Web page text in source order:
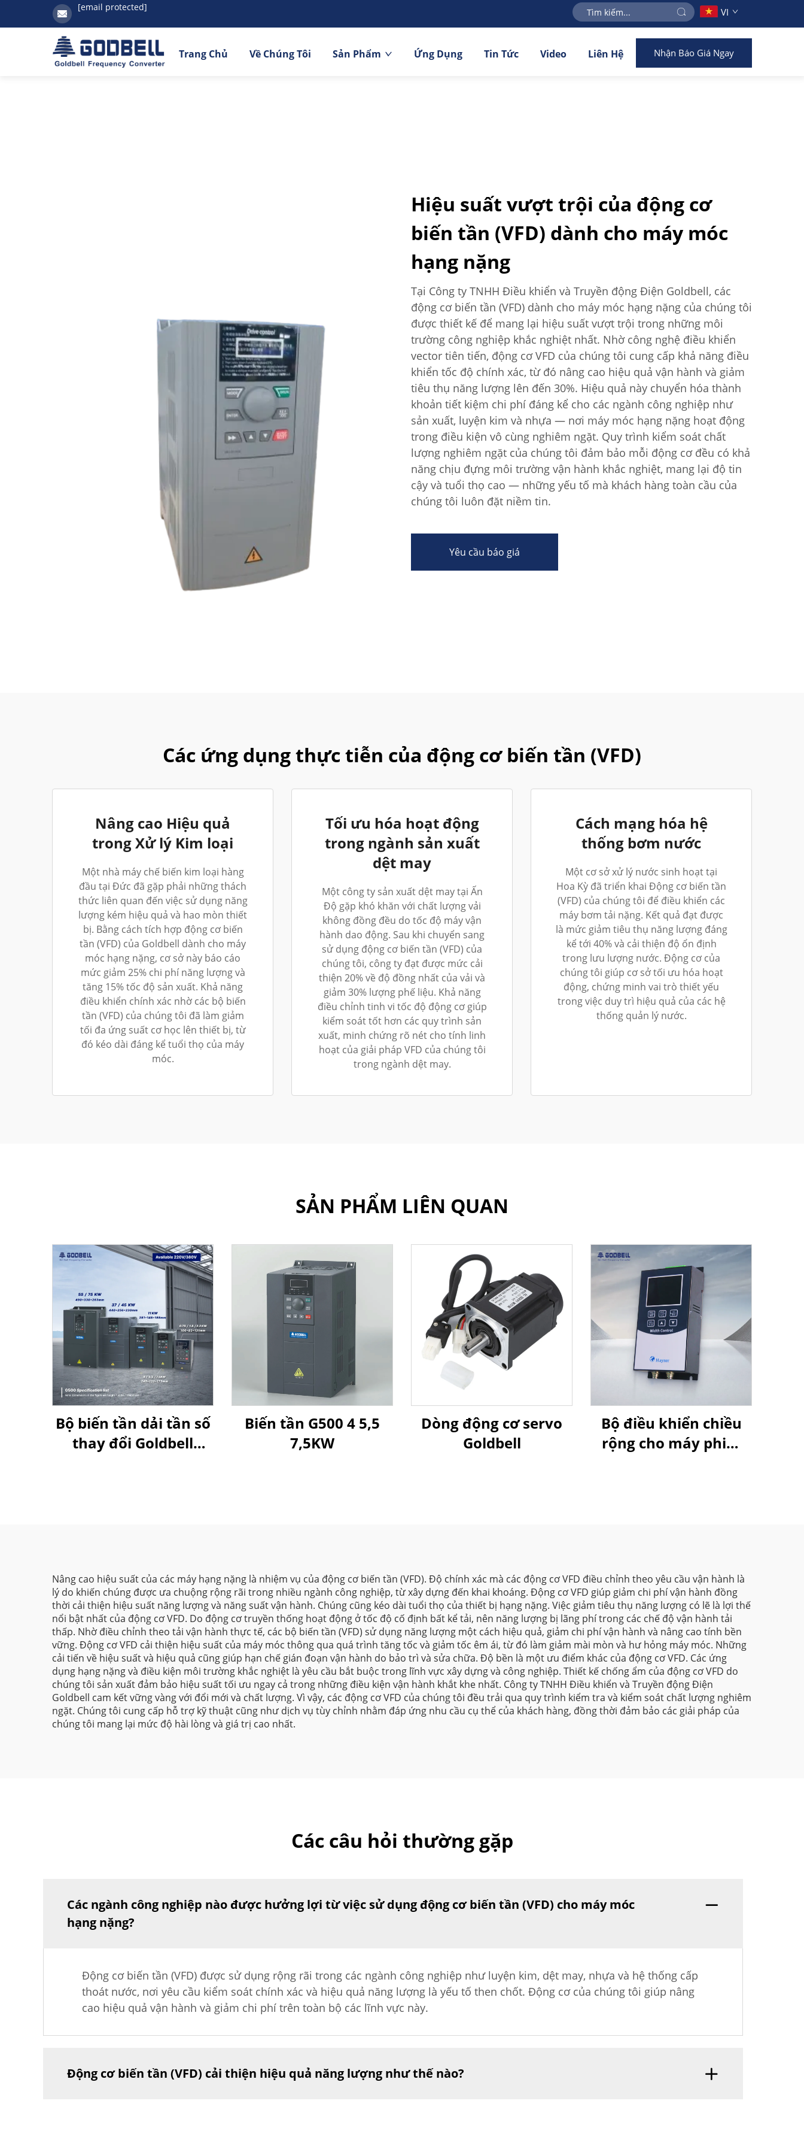
[email protected] VI
Trang Chủ Về Chúng Tôi Sản Phẩm Ứng Dụng Tin Tức Video Liên Hệ Nhận Báo Giá Ngay
Hiệu suất vượt trội của động cơ
biến tần (VFD) dành cho máy móc
hạng nặng
Tại Công ty TNHH Điều khiển và Truyền động Điện Goldbell, các
động cơ biến tần (VFD) dành cho máy móc hạng nặng của chúng tôi
được thiết kế để mang lại hiệu suất vượt trội trong những môi
trường công nghiệp khắc nghiệt nhất. Nhờ công nghệ điều khiển
vector tiên tiến, động cơ VFD của chúng tôi cung cấp khả năng điều
khiển tốc độ chính xác, từ đó nâng cao hiệu quả vận hành và giảm
tiêu thụ năng lượng lên đến 30%. Hiệu quả này chuyển hóa thành
khoản tiết kiệm chi phí đáng kể cho các ngành công nghiệp như
sản xuất, luyện kim và nhựa — nơi máy móc hạng nặng hoạt động
trong điều kiện vô cùng nghiêm ngặt. Quy trình kiểm soát chất
lượng nghiêm ngặt của chúng tôi đảm bảo mỗi động cơ đều có khả
năng chịu đựng môi trường vận hành khắc nghiệt, mang lại độ tin
cậy và tuổi thọ cao — những yếu tố mà khách hàng toàn cầu của
chúng tôi luôn đặt niềm tin.
Yêu cầu báo giá
Các ứng dụng thực tiễn của động cơ biến tần (VFD)
Nâng cao Hiệu quả
trong Xử lý Kim loại
Một nhà máy chế biến kim loại hàng
đầu tại Đức đã gặp phải những thách
thức liên quan đến việc sử dụng năng
lượng kém hiệu quả và hao mòn thiết
bị. Bằng cách tích hợp động cơ biến
tần (VFD) của Goldbell dành cho máy
móc hạng nặng, cơ sở này báo cáo
mức giảm 25% chi phí năng lượng và
tăng 15% tốc độ sản xuất. Khả năng
điều khiển chính xác nhờ các bộ biến
tần (VFD) của chúng tôi đã làm giảm
tối đa ứng suất cơ học lên thiết bị, từ
đó kéo dài đáng kể tuổi thọ của máy
móc.
Tối ưu hóa hoạt động
trong ngành sản xuất
dệt may
Một công ty sản xuất dệt may tại Ấn
Độ gặp khó khăn với chất lượng vải
không đồng đều do tốc độ máy vận
hành dao động. Sau khi chuyển sang
sử dụng động cơ biến tần (VFD) của
chúng tôi, công ty đạt được mức cải
thiện 20% về độ đồng nhất của vải và
giảm 30% lượng phế liệu. Khả năng
điều chỉnh tinh vi tốc độ động cơ giúp
kiểm soát tốt hơn các quy trình sản
xuất, minh chứng rõ nét cho tính linh
hoạt của giải pháp VFD của chúng tôi
trong ngành dệt may.
Cách mạng hóa hệ
thống bơm nước
Một cơ sở xử lý nước sinh hoạt tại
Hoa Kỳ đã triển khai Động cơ biến tần
(VFD) của chúng tôi để điều khiển các
máy bơm tải nặng. Kết quả đạt được
là mức giảm tiêu thụ năng lượng đáng
kể tới 40% và cải thiện độ ổn định
trong lưu lượng nước. Động cơ của
chúng tôi giúp cơ sở tối ưu hóa hoạt
động, chứng minh vai trò thiết yếu
trong việc duy trì hiệu quả của các hệ
thống quản lý nước.
SẢN PHẨM LIÊN QUAN
Bộ biến tần dải tần số
thay đổi Goldbell
Biến tần G500 4 5,5
7,5KW
Dòng động cơ servo
Goldbell
Bộ điều khiển chiều
rộng cho máy phim
Nâng cao hiệu suất của các máy hạng nặng là nhiệm vụ của động cơ biến tần (VFD). Độ chính xác mà các động cơ VFD điều chỉnh theo yêu cầu vận hành là
lý do khiến chúng được ưa chuộng rộng rãi trong nhiều ngành công nghiệp, từ xây dựng đến khai khoáng. Động cơ VFD giúp giảm chi phí vận hành đồng
thời cải thiện hiệu suất năng lượng và năng suất vận hành. Chúng cũng kéo dài tuổi thọ của thiết bị hạng nặng. Việc giảm tiêu thụ năng lượng có lẽ là lợi thế
nổi bật nhất của động cơ VFD. Do động cơ truyền thống hoạt động ở tốc độ cố định bất kể tải, nên năng lượng bị lãng phí trong các chế độ vận hành tải
thấp. Nhờ điều chỉnh theo tải vận hành thực tế, các bộ biến tần (VFD) sử dụng năng lượng một cách hiệu quả, giảm chi phí vận hành và nâng cao tính bền
vững. Động cơ VFD cải thiện hiệu suất của máy móc thông qua quá trình tăng tốc và giảm tốc êm ái, từ đó làm giảm mài mòn và hư hỏng máy móc. Những
cải tiến về hiệu suất và hiệu quả cũng giúp hạn chế gián đoạn vận hành do bảo trì và sửa chữa. Độ bền là một ưu điểm khác của động cơ VFD. Các ứng
dụng hạng nặng và điều kiện môi trường khắc nghiệt là yêu cầu bắt buộc trong lĩnh vực xây dựng và công nghiệp. Thiết kế chống ẩm của động cơ VFD do
chúng tôi sản xuất đảm bảo hiệu suất tối ưu ngay cả trong những điều kiện vận hành khắt khe nhất. Công ty TNHH Điều khiển và Truyền động Điện
Goldbell cam kết vững vàng với đổi mới và chất lượng. Vì vậy, các động cơ VFD của chúng tôi đều trải qua quy trình kiểm tra và kiểm soát chất lượng nghiêm
ngặt. Chúng tôi cung cấp hỗ trợ kỹ thuật cũng như dịch vụ tùy chỉnh nhằm đáp ứng nhu cầu cụ thể của khách hàng, đồng thời đảm bảo các giải pháp của
chúng tôi mang lại mức độ hài lòng và giá trị cao nhất.
Các câu hỏi thường gặp
Các ngành công nghiệp nào được hưởng lợi từ việc sử dụng động cơ biến tần (VFD) cho máy móc
hạng nặng?
Động cơ biến tần (VFD) được sử dụng rộng rãi trong các ngành công nghiệp như luyện kim, dệt may, nhựa và hệ thống cấp
thoát nước, nơi yêu cầu kiểm soát chính xác và hiệu quả năng lượng là yếu tố then chốt. Động cơ của chúng tôi giúp nâng
cao hiệu quả vận hành và giảm chi phí trên toàn bộ các lĩnh vực này.
Động cơ biến tần (VFD) cải thiện hiệu quả năng lượng như thế nào?